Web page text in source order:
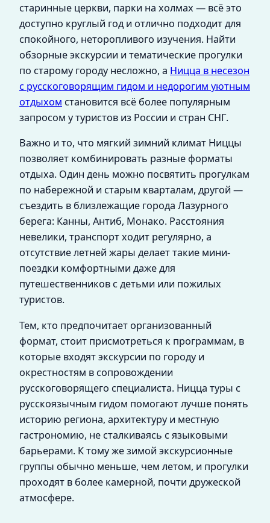
старинные церкви, парки на холмах — всё это
доступно круглый год и отлично подходит для
спокойного, неторопливого изучения. Найти
обзорные экскурсии и тематические прогулки
по старому городу несложно, а Ницца в несезон
с русскоговорящим гидом и недорогим уютным
отдыхом становится всё более популярным
запросом у туристов из России и стран СНГ.
Важно и то, что мягкий зимний климат Ниццы
позволяет комбинировать разные форматы
отдыха. Один день можно посвятить прогулкам
по набережной и старым кварталам, другой —
съездить в близлежащие города Лазурного
берега: Канны, Антиб, Монако. Расстояния
невелики, транспорт ходит регулярно, а
отсутствие летней жары делает такие мини-
поездки комфортными даже для
путешественников с детьми или пожилых
туристов.
Тем, кто предпочитает организованный
формат, стоит присмотреться к программам, в
которые входят экскурсии по городу и
окрестностям в сопровождении
русскоговорящего специалиста. Ницца туры с
русскоязычным гидом помогают лучше понять
историю региона, архитектуру и местную
гастрономию, не сталкиваясь с языковыми
барьерами. К тому же зимой экскурсионные
группы обычно меньше, чем летом, и прогулки
проходят в более камерной, почти дружеской
атмосфере.